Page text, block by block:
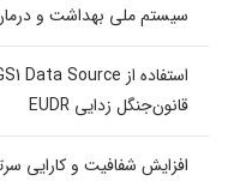
سیستم ملی بهداشت و
قانون‌جنگل زدایی EUDR
افزایش شفافیت و کارایی